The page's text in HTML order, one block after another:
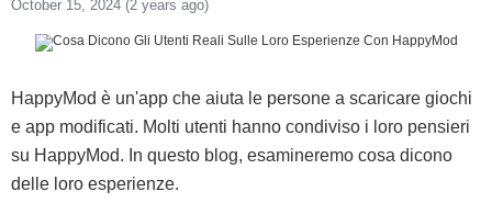
October 15, 2024 (2 years ago)
HappyMod è un'app che aiuta le persone a scaricare giochi
e app modificati. Molti utenti hanno condiviso i loro pensieri
su HappyMod. In questo blog, esamineremo cosa dicono
delle loro esperienze.